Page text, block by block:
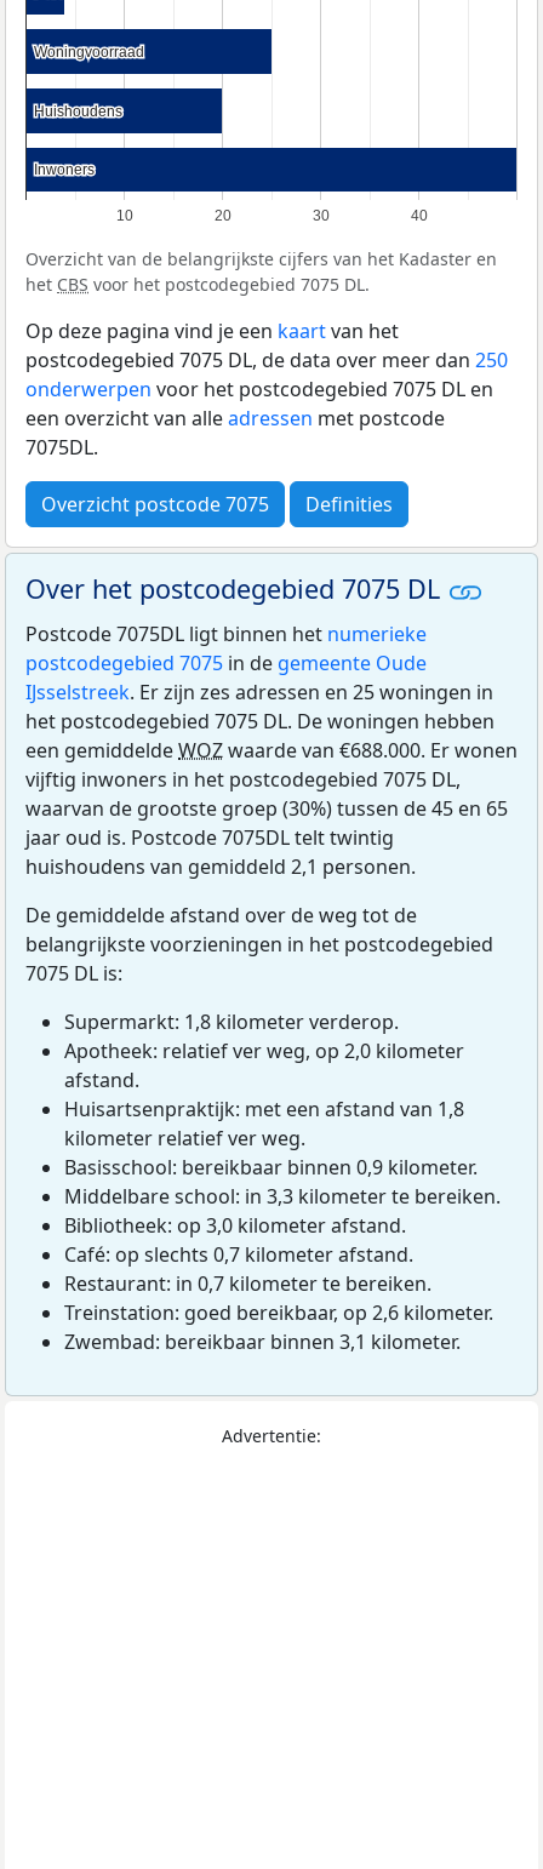
10 20 30 40
Woningvoorraad
Woningvoorraad
Huishoudens
Huishoudens
Inwoners
Inwoners
Overzicht van de belangrijkste cijfers van het Kadaster en
het CBS voor het postcodegebied 7075 DL.
Op deze pagina vind je een kaartvan het
postcodegebied 7075 DL, de data over meer dan 250
onderwerpen voor het postcodegebied 7075 DL en
een overzicht van alleadressen met postcode
7075DL.
Overzicht postcode 7075 Definities
Over het postcodegebied 7075 DL
Postcode 7075DL ligt binnen het numerieke
postcodegebied 7075 in de gemeente Oude
IJsselstreek. Er zijn zes adressen en 25 woningen in
het postcodegebied 7075 DL. De woningen hebben
een gemiddeldeWOZwaarde van €688.000. Er wonen
vijftig inwoners in het postcodegebied 7075 DL,
waarvan de grootste groep (30%) tussen de 45 en 65
jaar oud is. Postcode 7075DL telt twintig
huishoudens van gemiddeld 2,1 personen.
De gemiddelde afstand over de weg tot de
belangrijkste voorzieningen in het postcodegebied
7075 DL is:
Supermarkt: 1,8 kilometer verderop.
Apotheek: relatief ver weg, op 2,0 kilometer
afstand.
Huisartsenpraktijk: met een afstand van 1,8
kilometer relatief ver weg.
Basisschool: bereikbaar binnen 0,9 kilometer.
Middelbare school: in 3,3 kilometer te bereiken.
Bibliotheek: op 3,0 kilometer afstand.
Café: op slechts 0,7 kilometer afstand.
Restaurant: in 0,7 kilometer te bereiken.
Treinstation: goed bereikbaar, op 2,6 kilometer.
Zwembad: bereikbaar binnen 3,1 kilometer.
Advertentie: